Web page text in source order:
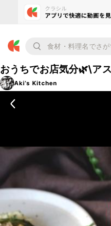
おうちでお店気分🌿\ア
Aki’s Kitchen